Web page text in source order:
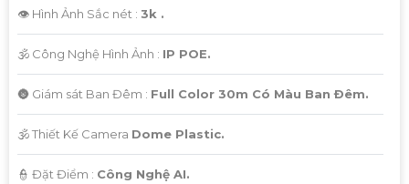
👁 Hình Ảnh Sắc nét : 3k .
🕉️ Công Nghệ Hình Ảnh : IP POE.
🌚 Giám sát Ban Đêm : Full Color 30m Có Màu Ban Ðêm.
🕉️ Thiết Kế Camera Dome Plastic.
️👮 Đặt Điểm : Công Nghệ AI.